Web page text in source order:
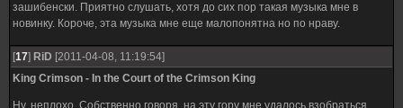
зашибенски. Приятно слушать, хотя до сих пор такая музыка мне в
новинку. Короче, эта музыка мне еще малопонятна но по нраву.
[17] RiD [2011-04-08, 11:19:54]
King Crimson - In the Court of the Crimson King
Ну, неплохо. Собственно говоря, на эту гору мне удалось взобраться